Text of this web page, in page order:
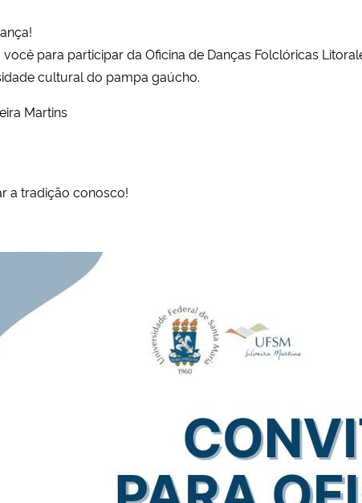
para participar da Oficina de Danças Folclóricas
cultural do pampa gaúcho.
Martins
a tradição conosco!